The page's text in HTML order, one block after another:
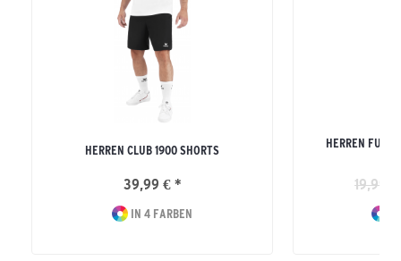
HERREN CLUB 1900 SHORTS
39,99 € *
IN 4 FARBEN
HERREN
19,99